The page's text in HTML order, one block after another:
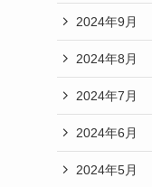
2024年9月
2024年8月
2024年7月
2024年6月
2024年5月